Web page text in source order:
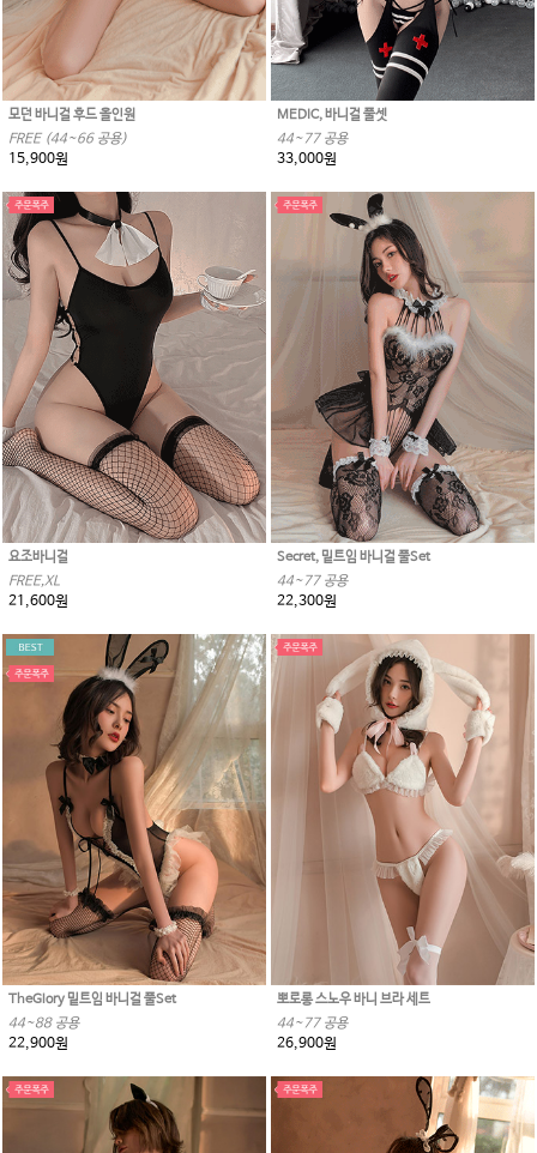
모던 바니걸 후드 올인원
FREE (44~66 공용)
15,900원
MEDIC, 바니걸 풀셋
44~77 공용
33,000원
요조바니걸
FREE,XL
21,600원
Secret, 밑트임 바니걸 풀Set
44~77 공용
22,300원
TheGlory 밑트임 바니걸 풀Set
44~88 공용
22,900원
뽀로롱 스노우 바니 브라 세트
44~77 공용
26,900원